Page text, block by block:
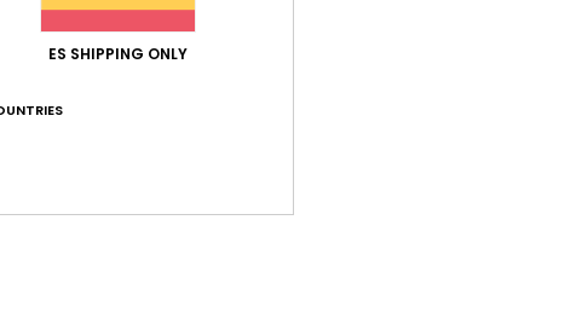
: 5/5 Relación calidad-precio: 3/5 Talla
ES SHIPPING ONLY